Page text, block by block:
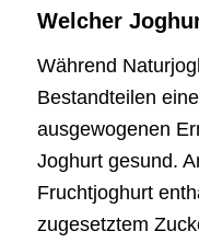
Welcher
Während
Bestandteilen
ausgewogenen
Joghurt gesund.
Fruchtjoghurt
zugesetztem